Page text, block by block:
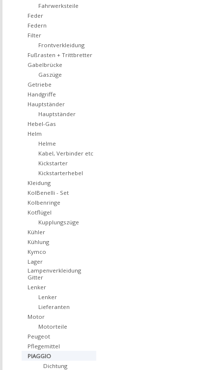
Fahrwerksteile
Feder
Federn
Filter
Frontverkleidung
Fußrasten + Trittbretter
Gabelbrücke
Gaszüge
Getriebe
Handgriffe
Hauptständer
Hauptständer
Hebel-Gas
Helm
Helme
Kabel, Verbinder etc
Kickstarter
Kickstarterhebel
Kleidung
KolBenelli - Set
Kolbenringe
Kotflügel
Kupplungszüge
Kühler
Kühlung
Kymco
Lager
Lampenverkleidung
Gitter
Lenker
Lenker
Lieferanten
Motor
Motorteile
Peugeot
Pflegemittel
PIAGGIO
Dichtung